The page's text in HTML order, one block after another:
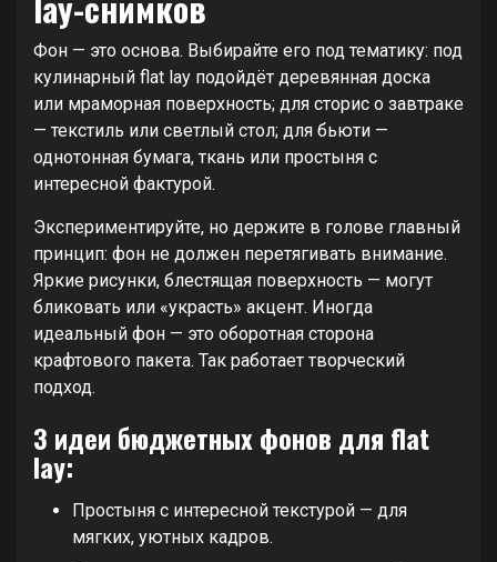
Фон — это основа. Выбирайте его под тематику: под
кулинарный flat lay подойдёт деревянная доска
или мраморная поверхность; для сторис о завтраке
— текстиль или светлый стол; для бьюти —
однотонная бумага, ткань или простыня с
интересной фактурой.
Экспериментируйте, но держите в голове главный
принцип: фон не должен перетягивать внимание.
Яркие рисунки, блестящая поверхность — могут
бликовать или «украсть» акцент. Иногда
идеальный фон — это оборотная сторона
крафтового пакета. Так работает творческий
подход.
3 идеи бюджетных фонов для flat
lay:
Простыня с интересной текстурой — для
мягких, уютных кадров.